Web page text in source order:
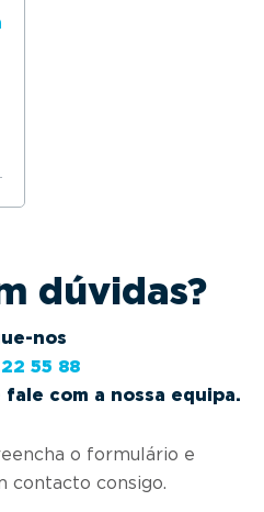
dúvidas?
nos
55 88
com a nossa equipa.
o formulário e
contacto consigo.